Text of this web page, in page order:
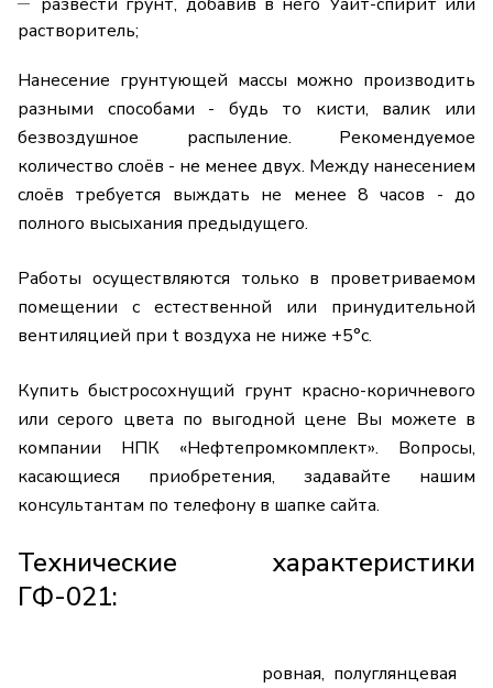
растворитель;
Нанесение грунтующей массы можно производить
разными способами - будь то кисти, валик или
безвоздушное распыление. Рекомендуемое
количество слоёв - не менее двух. Между нанесением
слоёв требуется выждать не менее 8 часов - до
полного высыхания предыдущего.
Работы осуществляются только в проветриваемом
помещении с естественной или принудительной
вентиляцией при t воздуха не ниже +5°с.
Купить быстросохнущий грунт красно-коричневого
или серого цвета по выгодной цене Вы можете в
компании НПК «Нефтепромкомплект». Вопросы,
касающиеся приобретения, задавайте нашим
консультантам по телефону в шапке сайта.
Технические характеристики
ГФ-021:
ровная, полуглянцевая